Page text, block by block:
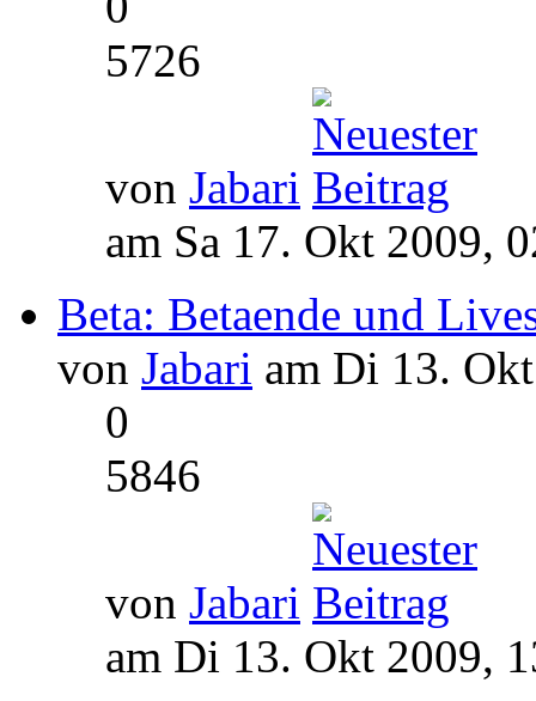
5726
von Jabari
am Sa 17. Okt 2009,
Beta: Betaende und
von Jabari am Di 13.
0
5846
von Jabari
am Di 13. Okt 2009,